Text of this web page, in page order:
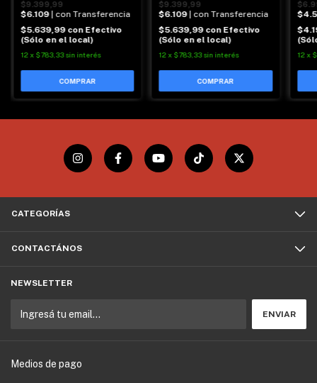
$9.399,99
$6.109
| con Transferencia
$5.639,99 con Efectivo
(Sólo en el local)
12 x $783,33 sin interés
$9.399,99
$6.109
| con Transferencia
$5.639,99 con Efectivo
(Sólo en el local)
12 x $783,33 sin interés 12 x
CATEGORÍAS
CONTACTÁNOS
NEWSLETTER
Medios de pago